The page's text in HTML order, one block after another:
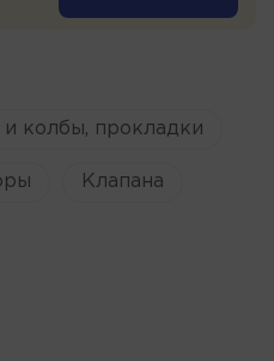
и колбы, прокладки
Клапана